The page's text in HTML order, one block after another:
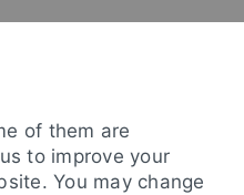
of them are
to improve your
You may change